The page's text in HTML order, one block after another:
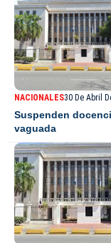
NACIONALES30 De Abril
Suspenden
vaguada